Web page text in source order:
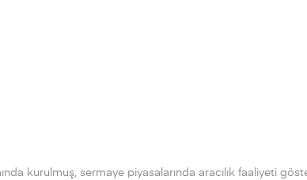
kurulmuş, sermaye piyasalarında aracılık faaliyeti